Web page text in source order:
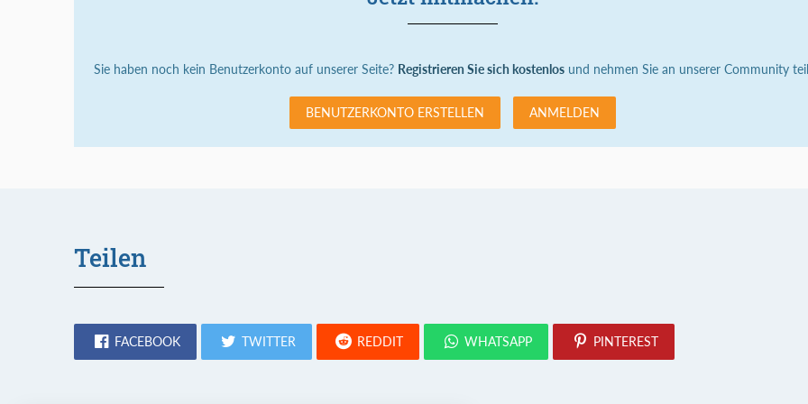
Sie haben noch kein Benutzerkonto auf unserer Seite? Registrieren Sie sich kostenlosund nehmen Sie an unserer Community
BENUTZERKONTO ERSTELLEN ANMELDEN
Teilen
FACEBOOK TWITTER REDDIT WHATSAPP PINTEREST